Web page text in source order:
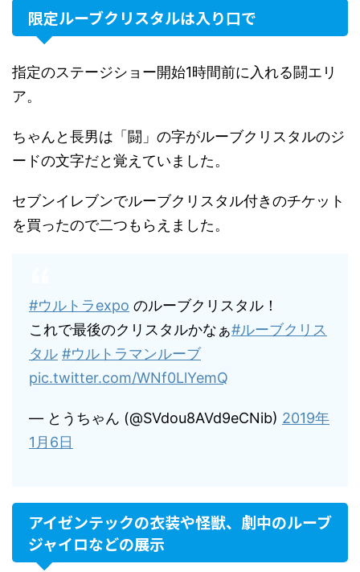
限定ルーブクリスタルは入り口で
指定のステージショー開始1時間前に入れる闘エリ
ア。
ちゃんと長男は「闘」の字がルーブクリスタルのジ
ードの文字だと覚えていました。
セブンイレブンでルーブクリスタル付きのチケット
を買ったので二つもらえました。
#ウルトラexpo のルーブクリスタル！
これで最後のクリスタルかなぁ#ルーブクリス
タル #ウルトラマンルーブ
pic.twitter.com/WNf0LlYemQ
— とうちゃん (@SVdou8AVd9eCNib) 2019年
1月6日
アイゼンテックの衣装や怪獣、劇中のルーブ
ジャイロなどの展示